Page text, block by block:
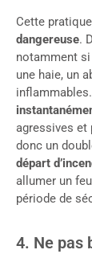
Cette
dangereuse.
notamment
une haie, un
agressives et
donc un
départ
allumer un
période de
4. Ne pas